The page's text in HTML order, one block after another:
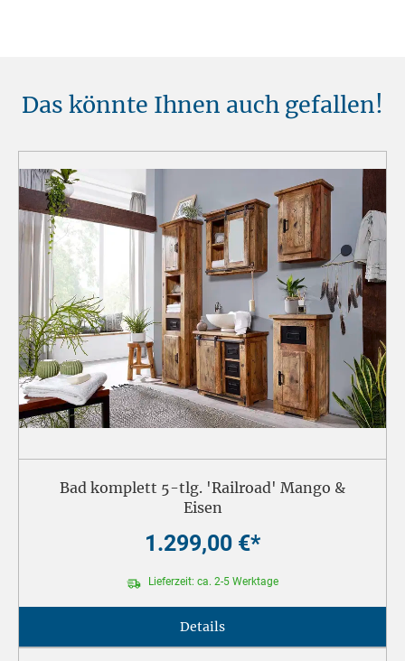
Das könnte Ihnen auch gefallen!
Bad komplett 5-tlg. 'Railroad' Mango &
Eisen
1.299,00 €*
Lieferzeit: ca. 2-5 Werktage
Details